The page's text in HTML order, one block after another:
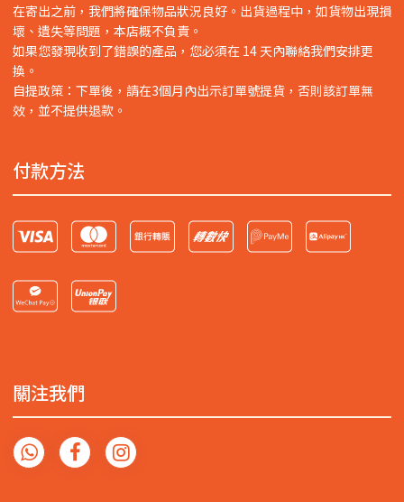
在寄出之前，我們將確保物品狀況良好。出貨過程中，如貨物出現損
壞、遺失等問題，本店概不負責。
如果您發現收到了錯誤的產品，您必須在 14 天內聯絡我們安排更
換。
自提政策：下單後，請在3個月內出示訂單號提貨，否則該訂單無
效，並不提供退款。
付款方法
關注我們